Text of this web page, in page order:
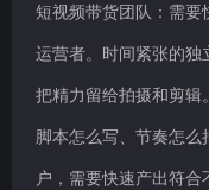
短视频带货团队：需
运营者。时间紧张的
把精力留给拍摄和剪
脚本怎么写、节奏怎
户，需要快速产出符